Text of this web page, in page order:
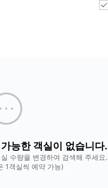
능한 객실이 없습니다.
수량을 변경하여 검색해 주세요.
1객실씩 예약 가능)